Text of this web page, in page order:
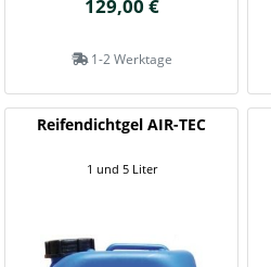
129,00 €
1-2 Werktage
Reifendichtgel AIR-TEC
1 und 5 Liter